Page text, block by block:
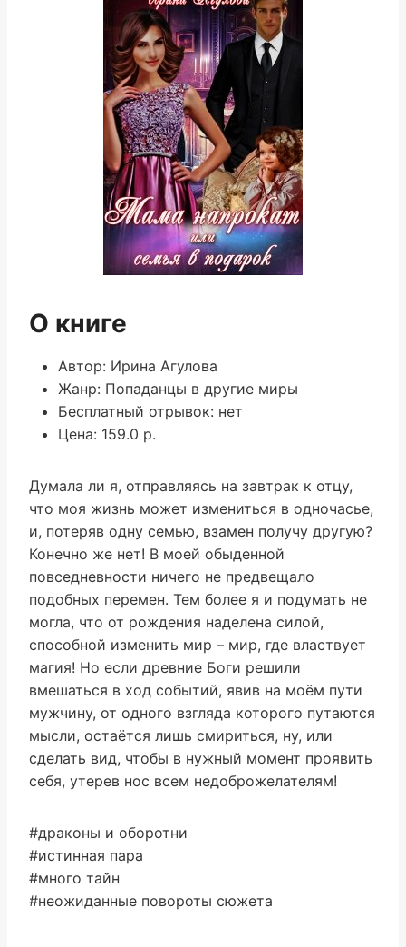
О книге
Автор: Ирина Агулова
Жанр: Попаданцы в другие миры
Бесплатный отрывок: нет
Цена: 159.0 р.
Думала ли я, отправляясь на завтрак к отцу,
что моя жизнь может измениться в одночасье,
и, потеряв одну семью, взамен получу другую?
Конечно же нет! В моей обыденной
повседневности ничего не предвещало
подобных перемен. Тем более я и подумать не
могла, что от рождения наделена силой,
способной изменить мир – мир, где властвует
магия! Но если древние Боги решили
вмешаться в ход событий, явив на моём пути
мужчину, от одного взгляда которого путаются
мысли, остаётся лишь смириться, ну, или
сделать вид, чтобы в нужный момент проявить
себя, утерев нос всем недоброжелателям!
#драконы и оборотни
#истинная пара
#много тайн
#неожиданные повороты сюжета